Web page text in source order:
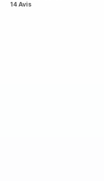
ratings.3.8
14 Avis